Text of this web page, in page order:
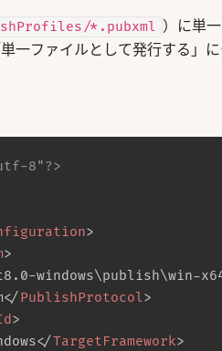
*.pubxml ）に単
一ファイルとして発行する」
8"?>
>
>
windows\publish\win-
</PublishProtocol>
>
</TargetFramework>